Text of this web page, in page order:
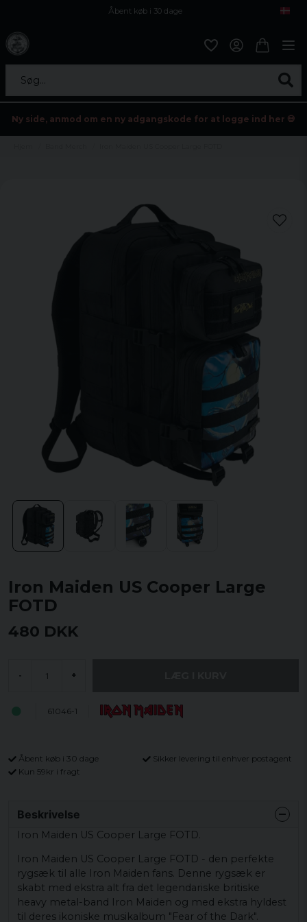
Åbent køb i 30 dage
Søg...
Ny side, anmod om en ny adgangskode for at logge ind her 💀
Iron Maiden US Cooper Large
FOTD
480 DKK
- +
61046-1
Åbent køb i 30 dage
Sikker levering til enhver postagent
Kun 59kr i fragt
Beskrivelse
Iron Maiden US Cooper Large FOTD.
Iron Maiden US Cooper Large FOTD - den perfekte
rygsæk til alle Iron Maiden fans. Denne rygsæk er
skabt med ekstra alt fra det legendariske britiske
heavy metal-band Iron Maiden og med ekstra hyldest
til deres ikoniske musikalbum "Fear of the Dark".